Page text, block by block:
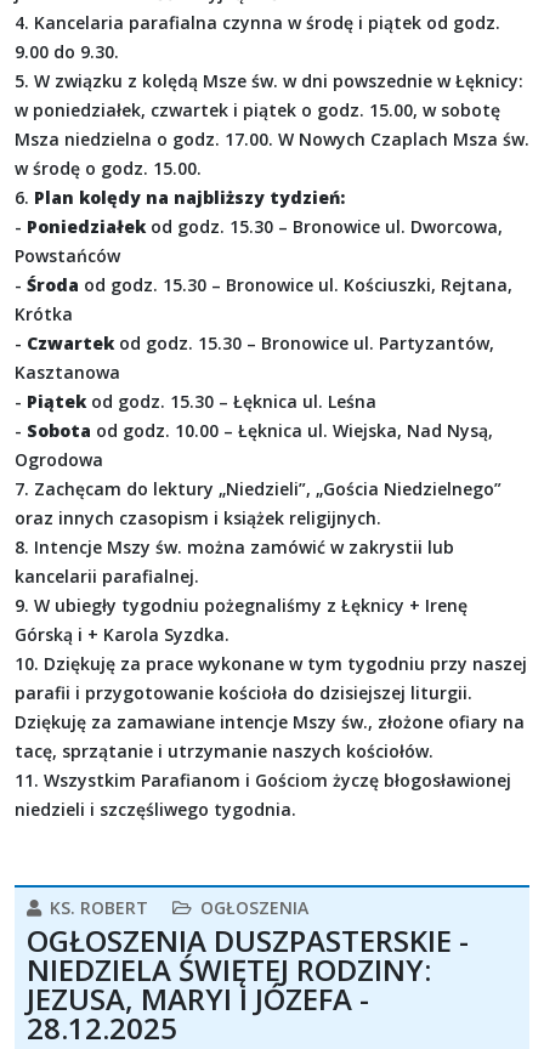
4. Kancelaria parafialna czynna w środę i piątek od godz.
9.00 do 9.30.
5. W związku z kolędą Msze św. w dni powszednie w Łęknicy:
w poniedziałek, czwartek i piątek o godz. 15.00, w sobotę
Msza niedzielna o godz. 17.00. W Nowych Czaplach Msza św.
w środę o godz. 15.00.
6. Plan kolędy na najbliższy tydzień:
- Poniedziałekod godz. 15.30 – Bronowice ul. Dworcowa,
Powstańców
- Środa od godz. 15.30 – Bronowice ul. Kościuszki, Rejtana,
Krótka
- Czwartekod godz. 15.30 – Bronowice ul. Partyzantów,
Kasztanowa
- Piątekod godz. 15.30 – Łęknica ul. Leśna
- Sobota od godz. 10.00 – Łęknica ul. Wiejska, Nad Nysą,
Ogrodowa
7. Zachęcam do lektury „Niedzieli”, „Gościa Niedzielnego”
oraz innych czasopism i książek religijnych.
8. Intencje Mszy św. można zamówić w zakrystii lub
kancelarii parafialnej.
9. W ubiegły tygodniu pożegnaliśmy z Łęknicy + Irenę
Górską i + Karola Syzdka.
10. Dziękuję za prace wykonane w tym tygodniu przy naszej
parafii i przygotowanie kościoła do dzisiejszej liturgii.
Dziękuję za zamawiane intencje Mszy św., złożone ofiary na
tacę, sprzątanie i utrzymanie naszych kościołów.
11. Wszystkim Parafianom i Gościom życzę błogosławionej
niedzieli i szczęśliwego tygodnia.
KS. ROBERT OGŁOSZENIA
OGŁOSZENIA DUSZPASTERSKIE -
NIEDZIELA ŚWIĘTEJ RODZINY:
JEZUSA, MARYI I JÓZEFA -
28.12.2025